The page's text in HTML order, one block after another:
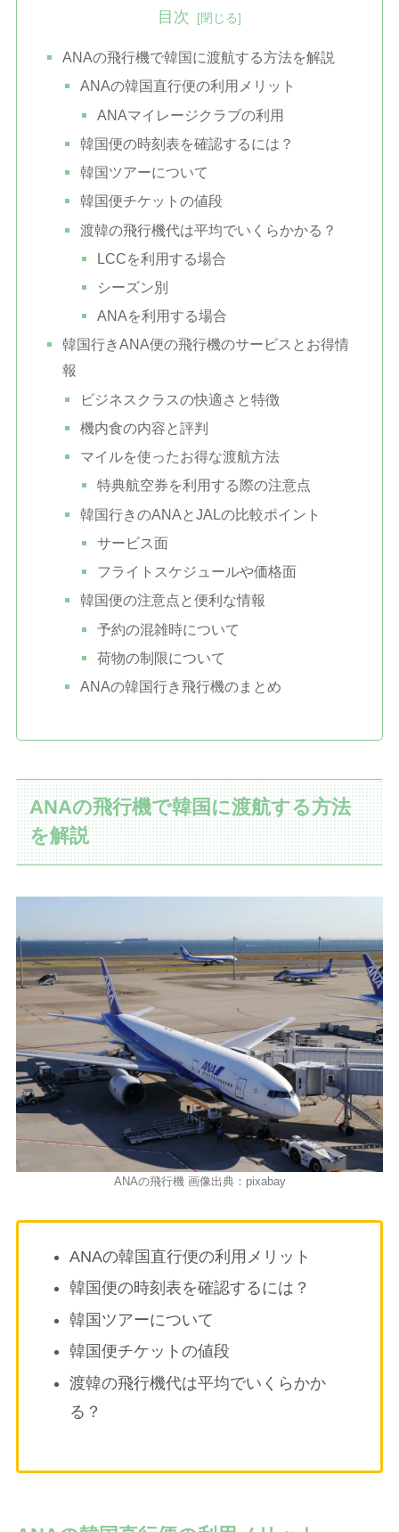
目次
ANAの飛行機で韓国に渡航する方法を解説
ANAの韓国直行便の利用メリット
ANAマイレージクラブの利用
韓国便の時刻表を確認するには？
韓国ツアーについて
韓国便チケットの値段
渡韓の飛行機代は平均でいくらかかる？
LCCを利用する場合
シーズン別
ANAを利用する場合
韓国行きANA便の飛行機のサービスとお得情
報
ビジネスクラスの快適さと特徴
機内食の内容と評判
マイルを使ったお得な渡航方法
特典航空券を利用する際の注意点
韓国行きのANAとJALの比較ポイント
サービス面
フライトスケジュールや価格面
韓国便の注意点と便利な情報
予約の混雑時について
荷物の制限について
ANAの韓国行き飛行機のまとめ
ANAの飛行機で韓国に渡航する方法
を解説
ANAの飛行機 画像出典：pixabay
ANAの韓国直行便の利用メリット
韓国便の時刻表を確認するには？
韓国ツアーについて
韓国便チケットの値段
渡韓の飛行機代は平均でいくらかか
る？